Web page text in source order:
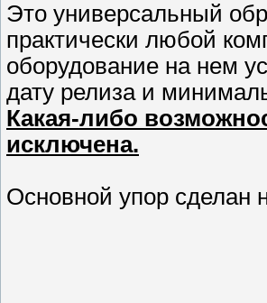
Это универсальный
практически любой
оборудование на нем
дату релиза и
Какая-либо
исключена.
Основной упор сделан